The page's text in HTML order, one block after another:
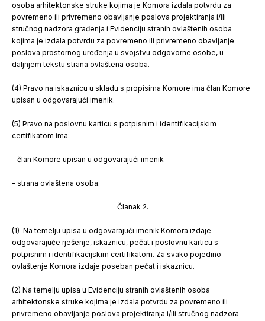
osoba arhitektonske struke ko­jima je Komora izdala potvrdu za
povremeno ili privremeno obavljanje poslova projektiranja i/ili
stručnog nadzora građenja i Evidenciju stranih ovlaštenih osoba
kojima je izdala potvrdu za povremeno ili privremeno obavljanje
poslova prostornog uređenja u svojstvu odgovorne osobe, u
daljnjem tekstu strana ovlaštena osoba.
(4) Pravo na iskaznicu u skladu s propisima Komore ima član Komore
upisan u odgovarajući imenik.
(5) Pravo na poslovnu karticu s potpisnim i identifikacijskim
certifikatom ima:
- član Komore upisan u odgovarajući imenik
- strana ovlaštena osoba.
Članak 2.
(1) Na temelju upisa u odgovarajući imenik Komora izdaje
odgovarajuće rješenje, iskaznicu, pečat i poslovnu karticu s
potpisnim i identifikacijskim certifikatom. Za svako pojedino
ovlaštenje Komora izdaje poseban pečat i iskaznicu.
(2) Na temelju upisa u Evidenciju stranih ovlaštenih osoba
arhitektonske struke ko­jima je izdala potvrdu za povremeno ili
privremeno obavljanje poslova projektiranja i/ili stručnog nadzora